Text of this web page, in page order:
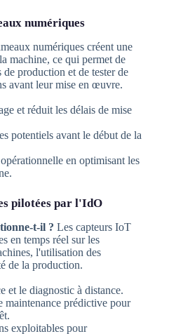
numériques
numériques créent une
machine, ce qui permet de
de production et de tester de
avant leur mise en œuvre.
et réduit les délais de mise
potentiels avant le début de la
en optimisant les
pilotées par l'IdO
t-il ? Les capteurs IoT
en temps réel sur les
l'utilisation des
de la production.
et le diagnostic à distance.
maintenance prédictive pour
exploitables pour